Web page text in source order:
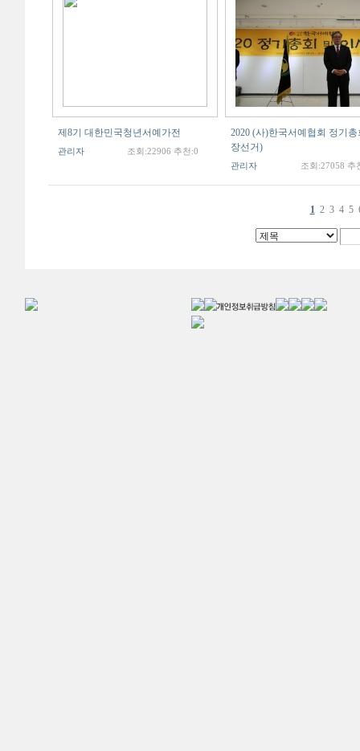
제8기 대한민국청년서예가전
관리자 조회:22906 추천:0
2020 (사)한국서예협회 정기
장선거)
관리자 조회:27058 추
1 2 3 4 5